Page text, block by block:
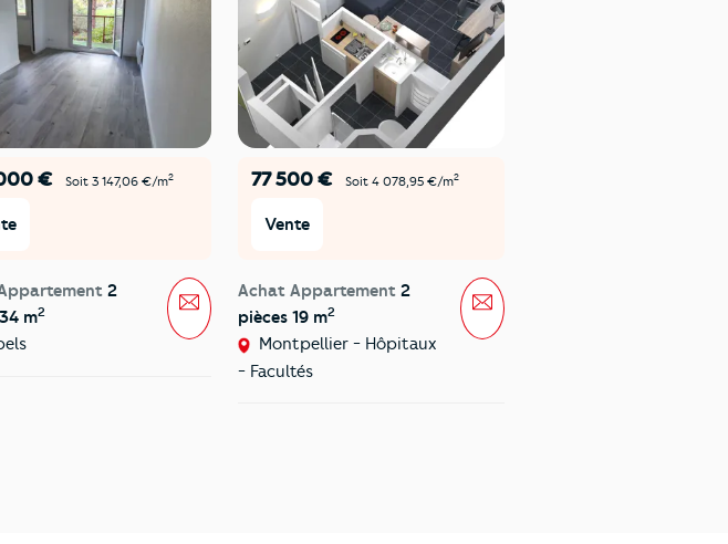
€ Soit 3 147,06 €/m2
2
m2
Message
77 500 € Soit 4 078,95 €/m2
Vente
Achat Appartement 2
pièces 19 m2
Montpellier - Hôpitaux
- Facultés
Message